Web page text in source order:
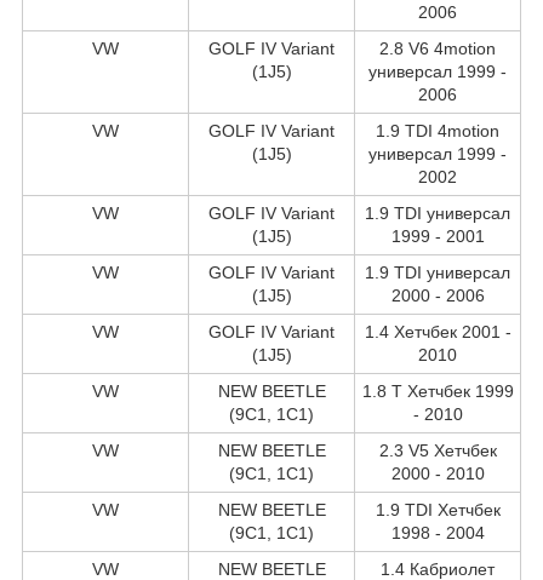
2006
VW
GOLF IV Variant
(1J5)
2.8 V6 4motion
универсал 1999 -
2006
VW
GOLF IV Variant
(1J5)
1.9 TDI 4motion
универсал 1999 -
2002
VW
GOLF IV Variant
(1J5)
1.9 TDI универсал
1999 - 2001
VW
GOLF IV Variant
(1J5)
1.9 TDI универсал
2000 - 2006
VW
GOLF IV Variant
(1J5)
1.4 Хетчбек 2001 -
2010
VW
NEW BEETLE
(9C1, 1C1)
1.8 T Хетчбек 1999
- 2010
VW
NEW BEETLE
(9C1, 1C1)
2.3 V5 Хетчбек
2000 - 2010
VW
NEW BEETLE
(9C1, 1C1)
1.9 TDI Хетчбек
1998 - 2004
VW
NEW BEETLE
1.4 Кабриолет